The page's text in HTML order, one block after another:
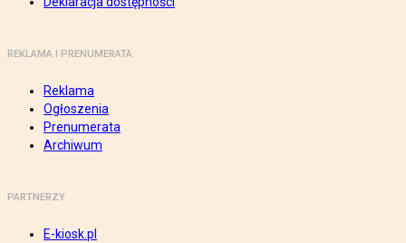
REKLAMA I PRENUMERATA
Reklama
Ogłoszenia
Prenumerata
Archiwum
PARTNERZY
E-kiosk.pl